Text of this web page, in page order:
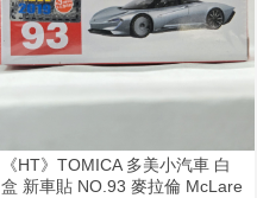
《HT》TOMICA 多美小汽車 白
盒 新車貼 NO.93 麥拉倫 McLare